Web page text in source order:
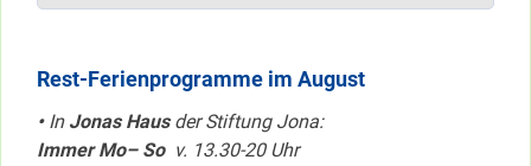
Rest-Ferienprogramme im August
•InJonas Hausder Stiftung Jona:
Immer Mo– So v. 13.30-20 Uhr